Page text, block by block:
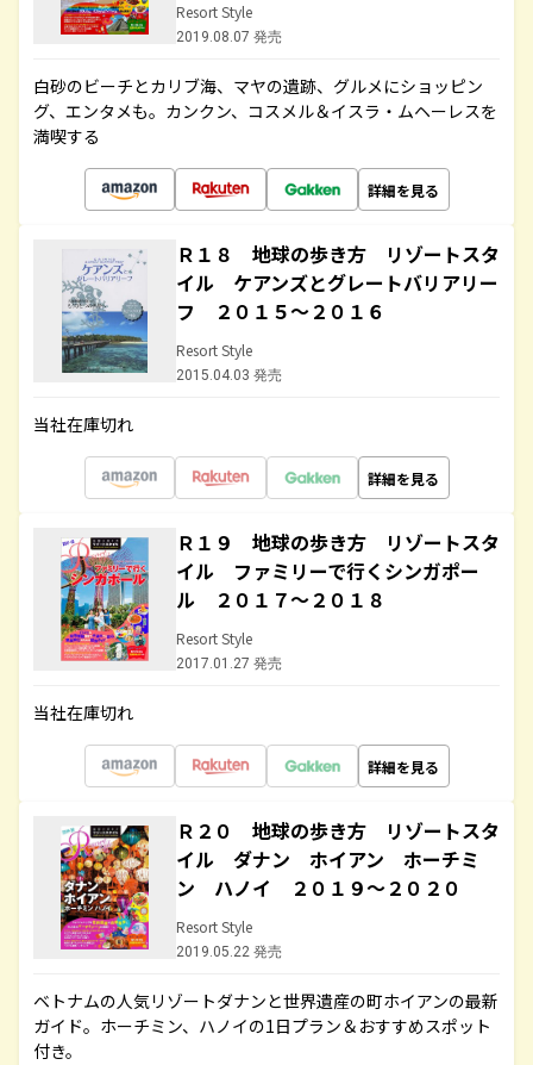
Resort Style
2019.08.07 発売
白砂のビーチとカリブ海、マヤの遺跡、グルメにショッピン
グ、エンタメも。カンクン、コスメル＆イスラ・ムヘーレスを
満喫する
詳細を見る
Ｒ１８ 地球の歩き方 リゾートスタ
イル ケアンズとグレートバリアリー
フ ２０１５～２０１６
Resort Style
2015.04.03 発売
当社在庫切れ
詳細を見る
Ｒ１９ 地球の歩き方 リゾートスタ
イル ファミリーで行くシンガポー
ル ２０１７～２０１８
Resort Style
2017.01.27 発売
当社在庫切れ
詳細を見る
Ｒ２０ 地球の歩き方 リゾートスタ
イル ダナン ホイアン ホーチミ
ン ハノイ ２０１９～２０２０
Resort Style
2019.05.22 発売
ベトナムの人気リゾートダナンと世界遺産の町ホイアンの最新
ガイド。ホーチミン、ハノイの1日プラン＆おすすめスポット
付き。